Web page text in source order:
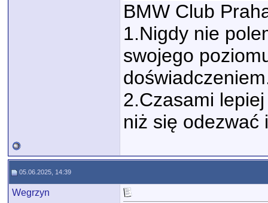
BMW Club
1.Nigdy nie
swojego
2.Czasami
niż się odezwać
05.06.2025, 14:39
Wegrzyn